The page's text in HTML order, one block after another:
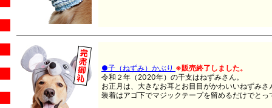
●子（ねずみ）かぶり ※販売終了しました。
令和２年（2020年）の干支はねずみさん。
お正月は、大きなお耳とお目目がかわいいねずみさ
装着はアゴ下でマジックテープを留めるだけでと